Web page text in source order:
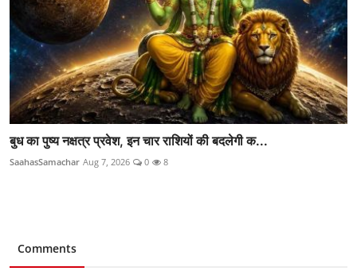
बुध का पुष्य नक्षत्र प्रवेश, इन चार राशियों की बदलेगी क...
SaahasSamachar Aug 7, 2026 0 8
Comments